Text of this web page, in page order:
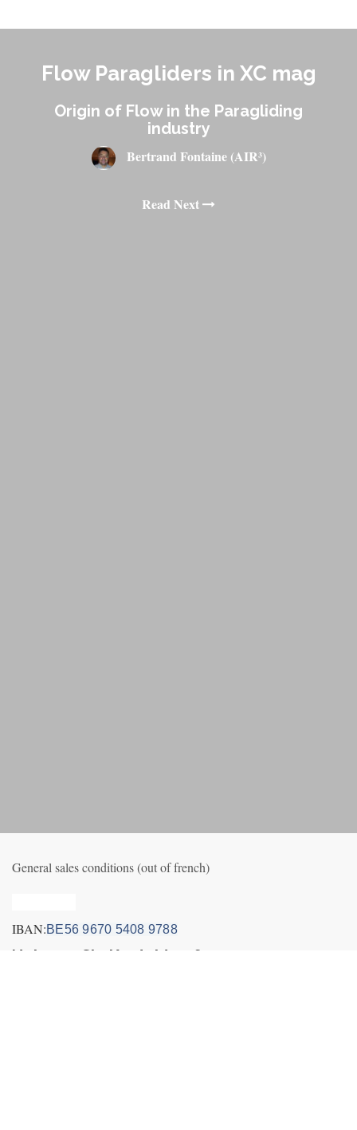
Flow Paragliders in XC mag
Origin of Flow in the Paragliding
industry
Bertrand Fontaine (AIR³)
Read Next
General sales conditions (out of french)
IBAN:BE56 9670 5408 9788
Nehmen Sie Kontakt auf